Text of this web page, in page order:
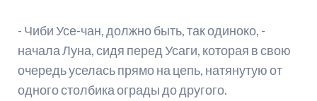
- Чиби Усе-чан, должно быть, так одиноко, -
начала Луна, сидя перед Усаги, которая в свою
очередь уселась прямо на цепь, натянутую от
одного столбика ограды до другого.